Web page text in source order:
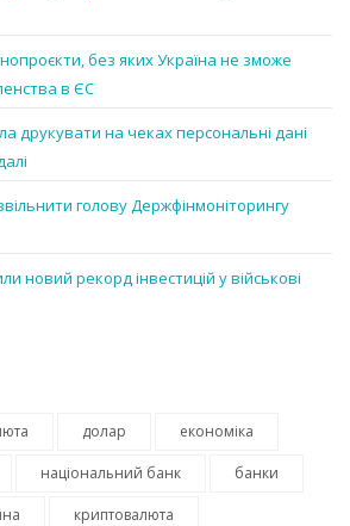
без яких Україна не зможе
в ЄС
друкувати на чеках персональні дані
голову Держфінмоніторингу
новий рекорд інвестицій у військові
долар економіка
національний банк банки
криптовалюта